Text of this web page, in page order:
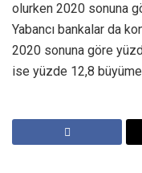
olurken 2020 sonuna
Yabancı bankalar da
2020 sonuna göre
ise yüzde 12,8